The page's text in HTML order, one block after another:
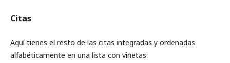
Citas
Aquí tienes el resto de las citas integradas y ordenadas
alfabéticamente en una lista con viñetas: